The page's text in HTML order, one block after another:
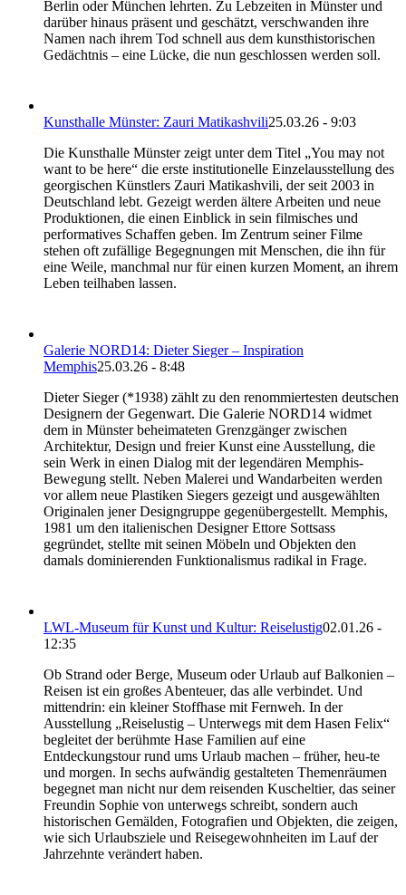
Berlin oder München lehrten. Zu Lebzeiten in Münster und
darüber hinaus präsent und geschätzt, verschwanden ihre
Namen nach ihrem Tod schnell aus dem kunsthistorischen
Gedächtnis – eine Lücke, die nun geschlossen werden soll.
Kunsthalle Münster: Zauri Matikashvili25.03.26 - 9:03
Die Kunsthalle Münster zeigt unter dem Titel „You may not
want to be here“ die erste institutionelle Einzelausstellung des
georgischen Künstlers Zauri Matikashvili, der seit 2003 in
Deutschland lebt. Gezeigt werden ältere Arbeiten und neue
Produktionen, die einen Einblick in sein filmisches und
performatives Schaffen geben. Im Zentrum seiner Filme
stehen oft zufällige Begegnungen mit Menschen, die ihn für
eine Weile, manchmal nur für einen kurzen Moment, an ihrem
Leben teilhaben lassen.
Galerie NORD14: Dieter Sieger – Inspiration
Memphis25.03.26 - 8:48
Dieter Sieger (*1938) zählt zu den renommiertesten deutschen
Designern der Gegenwart. Die Galerie NORD14 widmet
dem in Münster beheimateten Grenzgänger zwischen
Architektur, Design und freier Kunst eine Ausstellung, die
sein Werk in einen Dialog mit der legendären Memphis-
Bewegung stellt. Neben Malerei und Wandarbeiten werden
vor allem neue Plastiken Siegers gezeigt und ausgewählten
Originalen jener Designgruppe gegenübergestellt. Memphis,
1981 um den italienischen Designer Ettore Sottsass
gegründet, stellte mit seinen Möbeln und Objekten den
damals dominierenden Funktionalismus radikal in Frage.
LWL-Museum für Kunst und Kultur: Reiselustig02.01.26 -
12:35
Ob Strand oder Berge, Museum oder Urlaub auf Balkonien –
Reisen ist ein großes Abenteuer, das alle verbindet. Und
mittendrin: ein kleiner Stoffhase mit Fernweh. In der
Ausstellung „Reiselustig – Unterwegs mit dem Hasen Felix“
begleitet der berühmte Hase Familien auf eine
Entdeckungstour rund ums Urlaub machen – früher, heu-te
und morgen. In sechs aufwändig gestalteten Themenräumen
begegnet man nicht nur dem reisenden Kuscheltier, das seiner
Freundin Sophie von unterwegs schreibt, sondern auch
historischen Gemälden, Fotografien und Objekten, die zeigen,
wie sich Urlaubsziele und Reisegewohnheiten im Lauf der
Jahrzehnte verändert haben.